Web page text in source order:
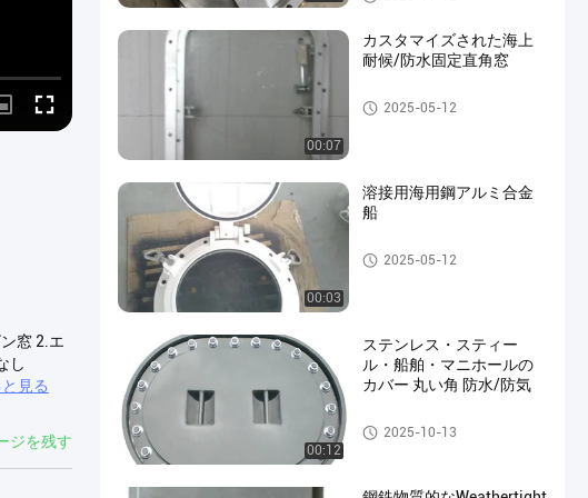
Picture- Fullscreen
窓 2.エ
し
見る
ジを残す
00:07
カスタマイズされた海上
耐候/防水固定直角窓
海洋の Windows
2025-05-12
00:03
溶接用海用鋼アルミ合金
船
海洋の Windows
2025-05-12
00:12
ステンレス・スティー
ル・船舶・マニホールの
カバー 丸い角 防水/防気
海洋のハッチ カバー
2025-10-13